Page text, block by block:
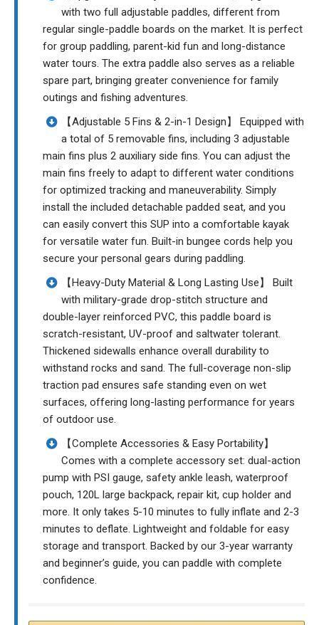
with two full adjustable paddles, different from
regular single-paddle boards on the market. It is perfect
for group paddling, parent-kid fun and long-distance
water tours. The extra paddle also serves as a reliable
spare part, bringing greater convenience for family
outings and fishing adventures.
【Adjustable 5 Fins & 2-in-1 Design】 Equipped with
a total of 5 removable fins, including 3 adjustable
main fins plus 2 auxiliary side fins. You can adjust the
main fins freely to adapt to different water conditions
for optimized tracking and maneuverability. Simply
install the included detachable padded seat, and you
can easily convert this SUP into a comfortable kayak
for versatile water fun. Built-in bungee cords help you
secure your personal gears during paddling.
【Heavy-Duty Material & Long Lasting Use】 Built
with military-grade drop-stitch structure and
double-layer reinforced PVC, this paddle board is
scratch-resistant, UV-proof and saltwater tolerant.
Thickened sidewalls enhance overall durability to
withstand rocks and sand. The full-coverage non-slip
traction pad ensures safe standing even on wet
surfaces, offering long-lasting performance for years
of outdoor use.
【Complete Accessories & Easy Portability】
Comes with a complete accessory set: dual-action
pump with PSI gauge, safety ankle leash, waterproof
pouch, 120L large backpack, repair kit, cup holder and
more. It only takes 5-10 minutes to fully inflate and 2-3
minutes to deflate. Lightweight and foldable for easy
storage and transport. Backed by our 3-year warranty
and beginner’s guide, you can paddle with complete
confidence.